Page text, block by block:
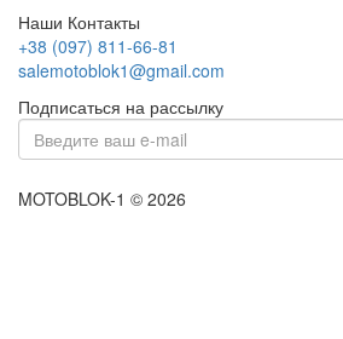
Наши Контакты
+38 (097) 811-66-81
salemotoblok1@gmail.com
Подписаться на рассылку
MOTOBLOK-1 © 2026